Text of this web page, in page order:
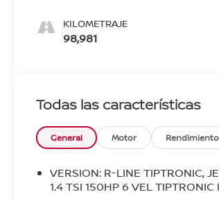
KILOMETRAJE
98,981
Todas las características
General Motor
VERSION: R-LINE TIPTRONIC,
1.4 TSI 150HP 6 VEL TIPTRONIC